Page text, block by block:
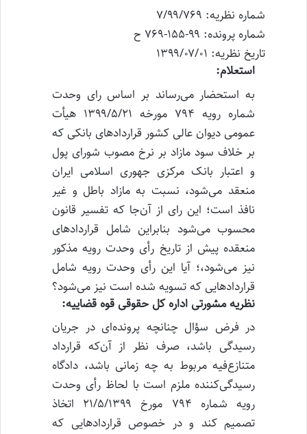
شماره نظریه: ۷/۹۹/۷۶۹
شماره پرونده: ۹۹-۱۵۵-۷۶۹ ح
تاریخ نظریه: ۱۳۹۹/۰۷/۰۱
استعلام:
به استحضار می‌رساند بر اساس رای وحدت
شماره رویه ۷۹۴ مورخه ۱۳۹۹/۵/۲۱ هیأت
عمومی دیوان عالی کشور قراردادهای بانکی که
بر خلاف سود مازاد بر نرخ مصوب شورای پول
و اعتبار بانک مرکزی جهوری اسلامی ایران
منعقد می‌شود، نسبت به مازاد باطل و غیر
نافذ است؛ این رای از آن‌جا که تفسیر قانون
محسوب می‌شود بنابراین شامل قراردادهای
منعقده پیش از تاریخ رأی وحدت رویه مذکور
نیز می‌شود،؛ آیا این رأی وحدت رویه شامل
قراردادهایی که تسویه شده است نیز می‌شود؟
نظریه مشورتی اداره کل حقوقی قوه قضاییه:
در فرض سؤال چنانچه پرونده‌ای در جریان
رسیدگی باشد، صرف نظر از آن‌که قرارداد
متنازع‌فیه مربوط به چه زمانی باشد، دادگاه
رسیدگی‌کننده ملزم است با لحاظ رأی وحدت
رویه شماره ۷۹۴ مورخ ۲۱/۵/۱۳۹۹ اتخاذ
تصمیم کند و در خصوص قراردادهایی که